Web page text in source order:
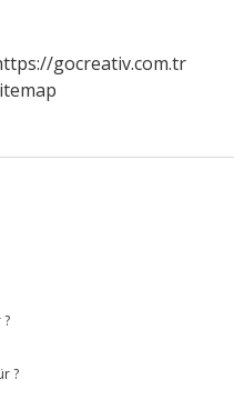
gocreativ.com.tr
?